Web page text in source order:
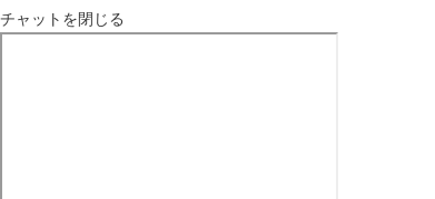
チャットを閉じる